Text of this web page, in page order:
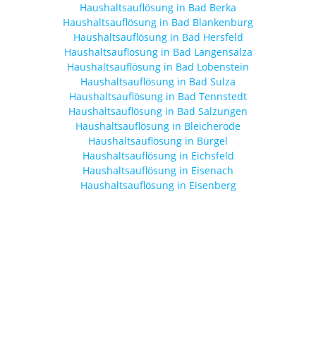
Haushaltsauflösung in Bad Berka
Haushaltsauflösung in Bad Blankenburg
Haushaltsauflösung in Bad Hersfeld
Haushaltsauflösung in Bad Langensalza
Haushaltsauflösung in Bad Lobenstein
Haushaltsauflösung in Bad Sulza
Haushaltsauflösung in Bad Tennstedt
Haushaltsauflösung in Bad Salzungen
Haushaltsauflösung in Bleicherode
Haushaltsauflösung in Bürgel
Haushaltsauflösung in Eichsfeld
Haushaltsauflösung in Eisenach
Haushaltsauflösung in Eisenberg